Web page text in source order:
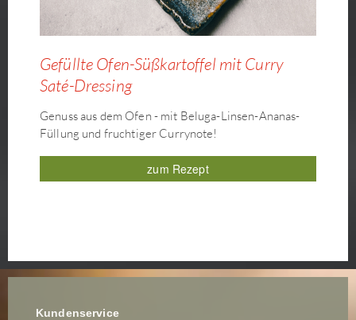
Gefüllte Ofen-Süßkartoffel mit Curry
Saté-Dressing
Genuss aus dem Ofen - mit Beluga-Linsen-Ananas-
Füllung und fruchtiger Currynote!
zum Rezept
Kundenservice